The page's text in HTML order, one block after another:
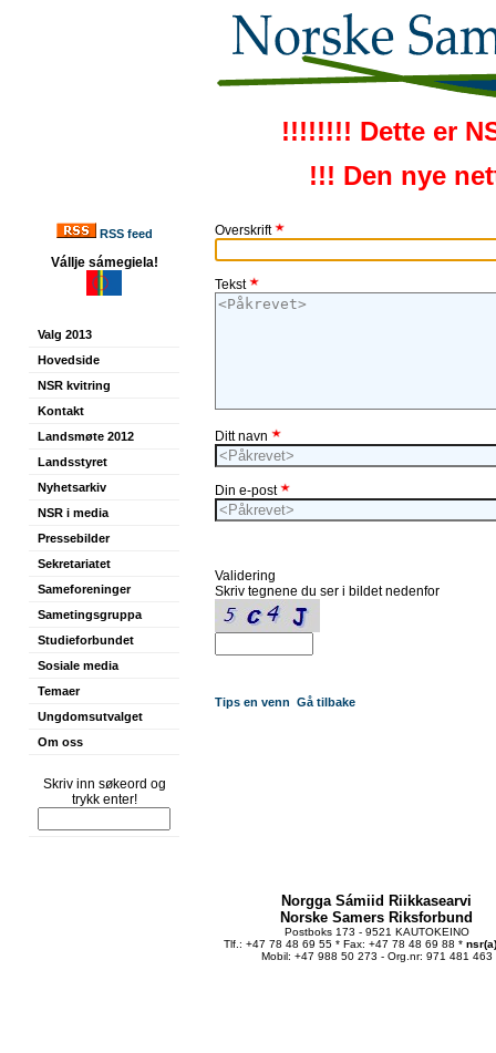
!!!!!!!! Dette er
!!! Den nye
RSS feed
Vállje sámegiela!
Valg 2013
Hovedside
NSR kvitring
Kontakt
Landsmøte 2012
Landsstyret
Nyhetsarkiv
NSR i media
Pressebilder
Sekretariatet
Sameforeninger
Sametingsgruppa
Studieforbundet
Sosiale media
Temaer
Ungdomsutvalget
Om oss
Skriv inn søkeord og
trykk enter!
Overskrift
Tekst
Ditt navn
Din e-post
Validering
Skriv tegnene du ser i bildet nedenfor
Tips en venn Gå tilbake
Norgga Sámiid Riikkasearvi
Norske Samers Riksforbund
Postboks 173 - 9521 KAUTOKEINO
Tlf.: +47 78 48 69 55 * Fax: +47 78 48 69 88 *
Mobil: +47 988 50 273 - Org.nr: 971 481 463